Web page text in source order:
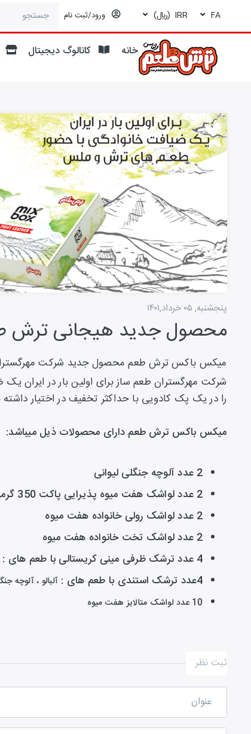
FA
IRR (ريال) ورود/ثبت نام
خانه کاتالوگ دیجیتال
پنجشنبه, ۰۵ خرداد,۱۴۰۱
محصول جدید هیجانی
میکس باکس ترش طعم محصول جدید شرکت
شرکت مهرگستران طعم ساز برای اولین بار در ایران
را در یک پک کادویی با حداکثر تخفیف در اختیار داشته
میکس باکس ترش طعم دارای محصولات ذیل میباشد:
2 عدد آلوچه جنگلی لیوانی
2 عدد لواشک هفت میوه پذیرایی پاکت 350 گرمی
2 عدد لواشک رولی خانواده هفت میوه
2 عدد لواشک تخت خانواده هفت میوه
4 عدد ترشک ظرفی مینی کریستالی با طعم های : آلبالو ، آلوچه جنگلی ، برگه زردآلو ، زغال اخته
4عدد ترشک استندی با طعم های :
آلبالو ، آلوچه
10 عدد لواشک متالایز هفت میوه
ثبت نظر